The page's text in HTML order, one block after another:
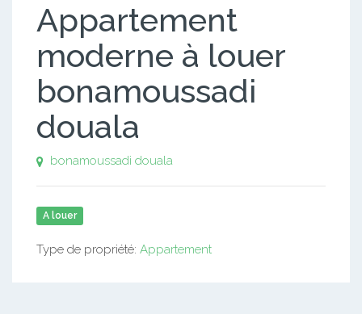
Appartement
moderne à louer
bonamoussadi
douala
bonamoussadi douala
A louer
Type de propriété: Appartement